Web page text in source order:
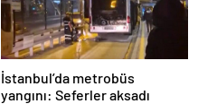
İstanbul’da metrobüs
yangını: Seferler aksadı